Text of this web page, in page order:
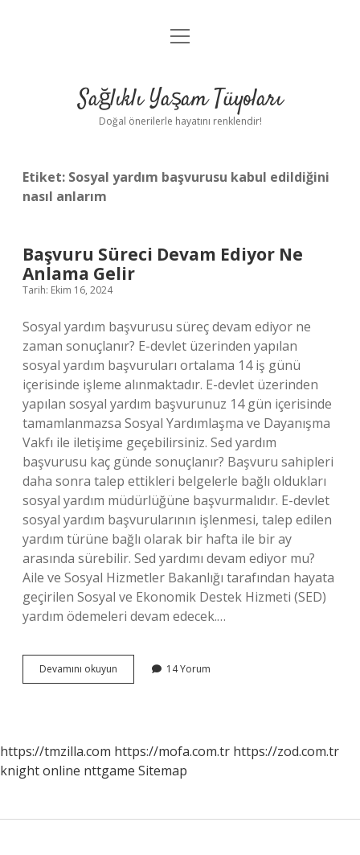
Anasayfa
Yasal Uyarı
menüyü
Sağlıklı Yaşam Tüyoları
Doğal önerilerle hayatını renklendir!
Etiket: Sosyal yardım başvurusu kabul edildiğini
nasıl anlarım
Başvuru Süreci Devam Ediyor Ne
Anlama Gelir
Tarih: Ekim 16, 2024
Sosyal yardım başvurusu süreç devam ediyor ne
zaman sonuçlanır? E-devlet üzerinden yapılan
sosyal yardım başvuruları ortalama 14 iş günü
içerisinde işleme alınmaktadır. E-devlet üzerinden
yapılan sosyal yardım başvurunuz 14 gün içerisinde
tamamlanmazsa Sosyal Yardımlaşma ve Dayanışma
Vakfı ile iletişime geçebilirsiniz. Sed yardım
başvurusu kaç günde sonuçlanır? Başvuru sahipleri
daha sonra talep ettikleri belgelerle bağlı oldukları
sosyal yardım müdürlüğüne başvurmalıdır. E-devlet
sosyal yardım başvurularının işlenmesi, talep edilen
yardım türüne bağlı olarak bir hafta ile bir ay
arasında sürebilir. Sed yardımı devam ediyor mu?
Aile ve Sosyal Hizmetler Bakanlığı tarafından hayata
geçirilen Sosyal ve Ekonomik Destek Hizmeti (SED)
yardım ödemeleri devam edecek.…
Devamını okuyun Başvuru
Süreci
Gelir
14 Yorum
https://tmzilla.com https://mofa.com.tr https://zod.com.tr
knight online nttgame Sitemap